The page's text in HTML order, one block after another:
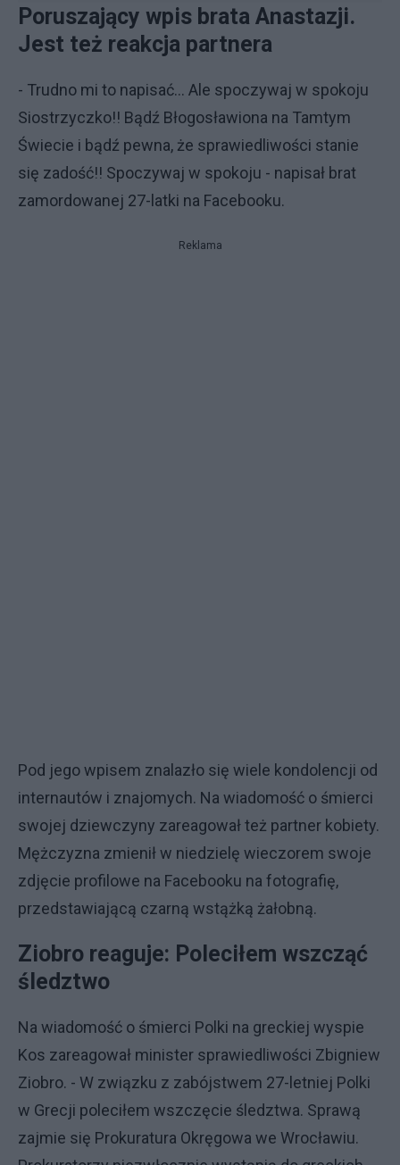
Poruszający wpis brata Anastazji.
Jest też reakcja partnera
- Trudno mi to napisać... Ale spoczywaj w spokoju
Siostrzyczko!! Bądź Błogosławiona na Tamtym
Świecie i bądź pewna, że sprawiedliwości stanie
się zadość!! Spoczywaj w spokoju - napisał brat
zamordowanej 27-latki na Facebooku.
Reklama
Pod jego wpisem znalazło się wiele kondolencji od
internautów i znajomych. Na wiadomość o śmierci
swojej dziewczyny zareagował też partner kobiety.
Mężczyzna zmienił w niedzielę wieczorem swoje
zdjęcie profilowe na Facebooku na fotografię,
przedstawiającą czarną wstążką żałobną.
Ziobro reaguje: Poleciłem wszcząć
śledztwo
Na wiadomość o śmierci Polki na greckiej wyspie
Kos zareagował minister sprawiedliwości Zbigniew
Ziobro. - W związku z zabójstwem 27-letniej Polki
w Grecji poleciłem wszczęcie śledztwa. Sprawą
zajmie się Prokuratura Okręgowa we Wrocławiu.